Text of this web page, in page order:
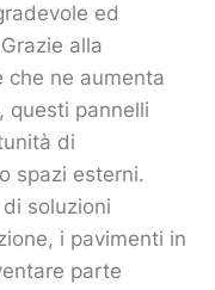
ed
alla
che ne aumenta
questi pannelli
di
spazi esterni.
soluzioni
i pavimenti in
parte